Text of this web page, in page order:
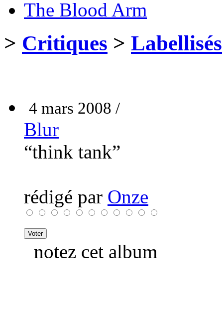
The Blood Arm
> Critiques > Labellisés
4 mars 2008 /
Blur
“think tank”
rédigé par Onze
notez cet album